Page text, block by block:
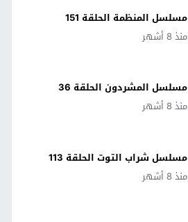
مسلسل المنظمة الحلقة 151
منذ 8 أشهر
مسلسل المشردون الحلقة 36
منذ 8 أشهر
مسلسل شراب التوت الحلقة 113
منذ 8 أشهر